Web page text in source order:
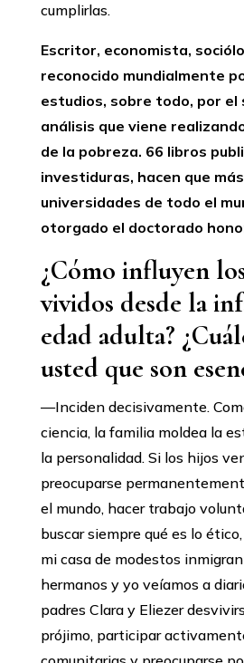
cumplirlas.
Escritor, economista,
reconocido mundialmente
estudios, sobre todo, por el
análisis que viene
de la pobreza. 66 libros
investiduras, hacen que
universidades de todo el
otorgado el doctorado
¿Cómo influyen
vividos desde la
edad adulta?
usted que son
—Inciden decisivamente.
ciencia, la familia moldea la
la personalidad. Si los hijos
preocuparse
el mundo, hacer trabajo
buscar siempre qué es lo
mi casa de modestos
hermanos y yo veíamos a
padres Clara y Eliezer
prójimo, participar